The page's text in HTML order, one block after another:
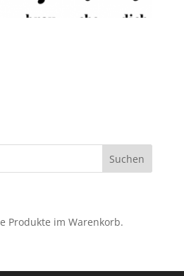
Produkte im Warenkorb.